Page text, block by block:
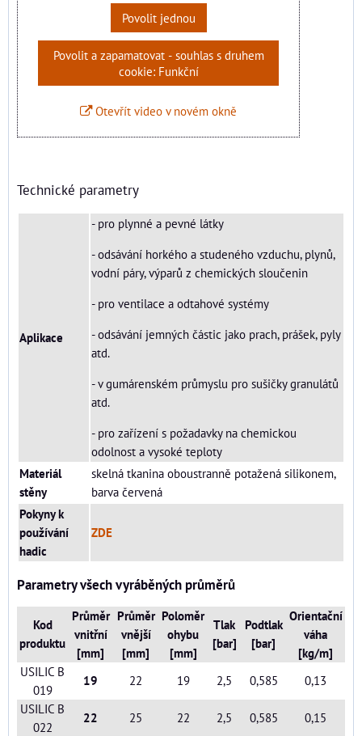
Povolit jednou
Povolit a zapamatovat - souhlas s druhem
cookie: Funkční
Otevřít video v novém okně
Technické parametry
Aplikace
- pro plynné a pevné látky
- odsávání horkého a studeného vzduchu, plynů,
vodní páry, výparů z chemických sloučenin
- pro ventilace a odtahové systémy
- odsávání jemných částic jako prach, prášek, pyly
atd.
- v gumárenském průmyslu pro sušičky granulátů
atd.
- pro zařízení s požadavky na chemickou
odolnost a vysoké teploty
Materiál
stěny
skelná tkanina oboustranně potažená silikonem,
barva červená
Pokyny k
používání
hadic
ZDE
Parametry všech vyráběných průměrů
Kod
produktu
Průměr
vnitřní
[mm]
Průměr
vnější
[mm]
Poloměr
ohybu
[mm]
Tlak
[bar]
Podtlak
[bar]
Orientační
váha
[kg/m]
USILIC B
019
19 22 19 2,5 0,585
0,13
USILIC B
022
22 25 22 2,5 0,585
0,15